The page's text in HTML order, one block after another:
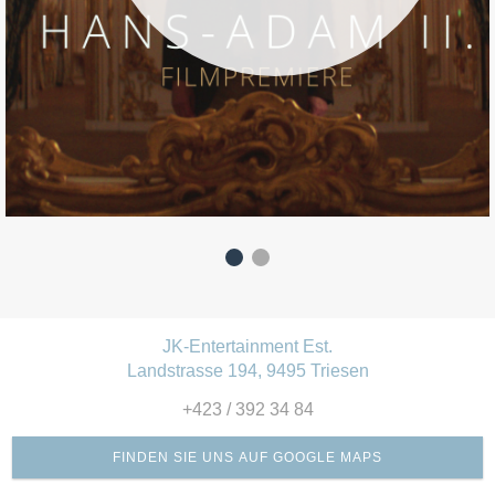
JK-Entertainment Est.
Landstrasse 194, 9495 Triesen
+423 / 392 34 84
FINDEN SIE UNS AUF GOOGLE MAPS